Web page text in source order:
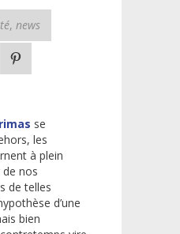
, news
se
les
à plein
nos
de telles
d’une
bien